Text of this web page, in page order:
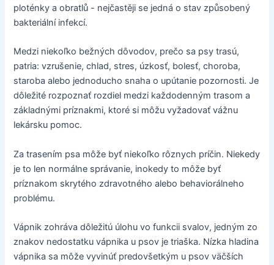
ploténky a obratlů - nejčastěji se jedná o stav způsobený
bakteriální infekcí.
Medzi niekoľko bežných dôvodov, prečo sa psy trasú,
patria: vzrušenie, chlad, stres, úzkosť, bolesť, choroba,
staroba alebo jednoducho snaha o upútanie pozornosti. Je
dôležité rozpoznať rozdiel medzi každodenným trasom a
základnými príznakmi, ktoré si môžu vyžadovať vážnu
lekársku pomoc.
Za trasením psa môže byť niekoľko rôznych príčin. Niekedy
je to len normálne správanie, inokedy to môže byť
príznakom skrytého zdravotného alebo behaviorálneho
problému.
Vápnik zohráva dôležitú úlohu vo funkcii svalov, jedným zo
znakov nedostatku vápnika u psov je triaška. Nízka hladina
vápnika sa môže vyvinúť predovšetkým u psov väčších